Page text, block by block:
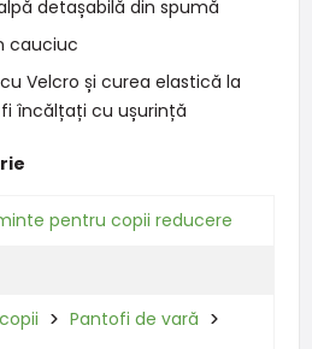
detașabilă din spumă
cauciuc
Velcro și curea elastică la
încălțați cu ușurință
pentru copii reducere
Pantofi de vară